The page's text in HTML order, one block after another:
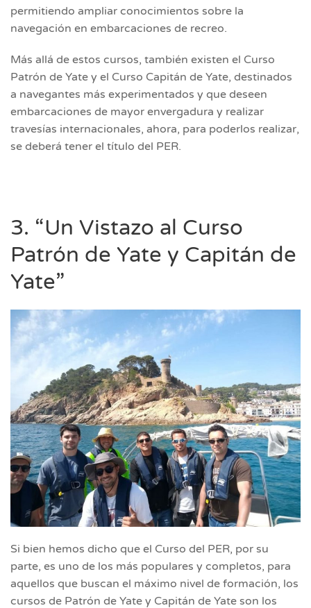
permitiendo ampliar conocimientos sobre la
navegación en embarcaciones de recreo.
Más allá de estos cursos, también existen el Curso
Patrón de Yate y el Curso Capitán de Yate, destinados
a navegantes más experimentados y que deseen
embarcaciones de mayor envergadura y realizar
travesías internacionales, ahora, para poderlos realizar,
se deberá tener el título del PER.
3. “Un Vistazo al Curso
Patrón de Yate y Capitán de
Yate”
Si bien hemos dicho que el Curso del PER, por su
parte, es uno de los más populares y completos, para
aquellos que buscan el máximo nivel de formación, los
cursos de Patrón de Yate y Capitán de Yate son los